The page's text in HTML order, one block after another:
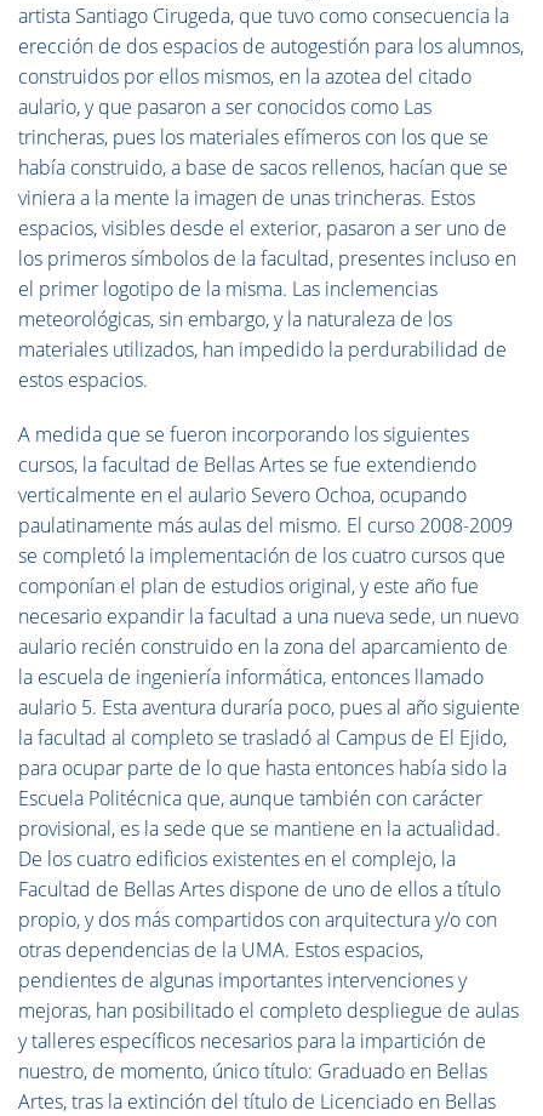
artista Santiago Cirugeda, que tuvo como consecuencia la
erección de dos espacios de autogestión para los alumnos,
construidos por ellos mismos, en la azotea del citado
aulario, y que pasaron a ser conocidos como Las
trincheras, pues los materiales efímeros con los que se
había construido, a base de sacos rellenos, hacían que se
viniera a la mente la imagen de unas trincheras. Estos
espacios, visibles desde el exterior, pasaron a ser uno de
los primeros símbolos de la facultad, presentes incluso en
el primer logotipo de la misma. Las inclemencias
meteorológicas, sin embargo, y la naturaleza de los
materiales utilizados, han impedido la perdurabilidad de
estos espacios.
A medida que se fueron incorporando los siguientes
cursos, la facultad de Bellas Artes se fue extendiendo
verticalmente en el aulario Severo Ochoa, ocupando
paulatinamente más aulas del mismo. El curso 2008-2009
se completó la implementación de los cuatro cursos que
componían el plan de estudios original, y este año fue
necesario expandir la facultad a una nueva sede, un nuevo
aulario recién construido en la zona del aparcamiento de
la escuela de ingeniería informática, entonces llamado
aulario 5. Esta aventura duraría poco, pues al año siguiente
la facultad al completo se trasladó al Campus de El Ejido,
para ocupar parte de lo que hasta entonces había sido la
Escuela Politécnica que, aunque también con carácter
provisional, es la sede que se mantiene en la actualidad.
De los cuatro edificios existentes en el complejo, la
Facultad de Bellas Artes dispone de uno de ellos a título
propio, y dos más compartidos con arquitectura y/o con
otras dependencias de la UMA. Estos espacios,
pendientes de algunas importantes intervenciones y
mejoras, han posibilitado el completo despliegue de aulas
y talleres específicos necesarios para la impartición de
nuestro, de momento, único título: Graduado en Bellas
Artes, tras la extinción del título de Licenciado en Bellas